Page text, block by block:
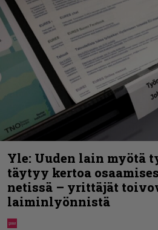
Yle: Uuden lain myötä
täytyy kertoa
netissä – yrittäjät
laiminlyönnistä